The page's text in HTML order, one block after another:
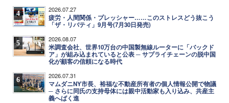
4 2026.07.27
疲労・人間関係・プレッシャー……このストレスどう抜こう
「ザ・リバティ」9月号(7月30日発売)
5 2026.08.07
米調査会社、世界10万台の中国製無線ルーターに「バックド
ア」が組み込まれていると公表 ─ サプライチェーンの脱中国
化が顧客の信頼になる時代
6 2026.07.31
マムダニNY市長、裕福な不動産所有者の個人情報公開で物議
─ さらに同氏の支持母体には親中活動家も入り込み、共産主
義へばく進